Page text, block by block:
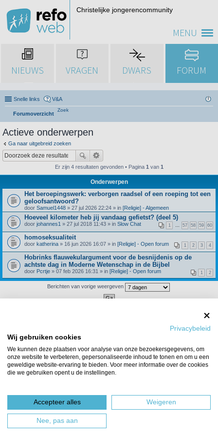
Privacybeleid
Wij gebruiken cookies
We kunnen deze plaatsen voor analyse van onze bezoekersgegevens, om
onze website te verbeteren, gepersonaliseerde inhoud te tonen en om u een
geweldige website-ervaring te bieden. Voor meer informatie over de cookies
die we gebruiken opent u de instellingen.
Accepteer alles Weigeren
Nee, pas aan
MENU
Christelijke jongerencommunity
NIEUWS VRAGEN DWARS FORUM
Snelle links V&A
Forumoverzicht
Zoek
Actieve onderwerpen
Ga naar uitgebreid zoeken
Er zijn 4 resultaten gevonden • Pagina 1 van 1
Onderwerpen
Het beroepingswerk: verborgen raadsel of een roeping tot een
geloofsantwoord?
door Samuel1448 » 27 jul 2026 22:24 » in [Religie] - Algemeen
Hoeveel kilometer heb jij vandaag gefietst? (deel 5)
1 57 58 59 60
door johannes1 » 27 jul 2018 11:43 » in Slow Chat
homoseksualiteit
1 2 3 4
door katherina » 16 jun 2026 16:07 » in [Religie] - Open forum
Hobrinks flauwekulargument voor de besnijdenis op de
achtste dag in Moderne Wetenschap in de Bijbel
1 2
door Pcrtje » 07 feb 2026 16:31 » in [Religie] - Open forum
Berichten van vorige weergeven
Ga naar
Forumoverzicht
Powered byphpBB® Forum Software © phpBB Limited
Nederlandse vertaling doorphpBBservice.nl&phpBB.nl.